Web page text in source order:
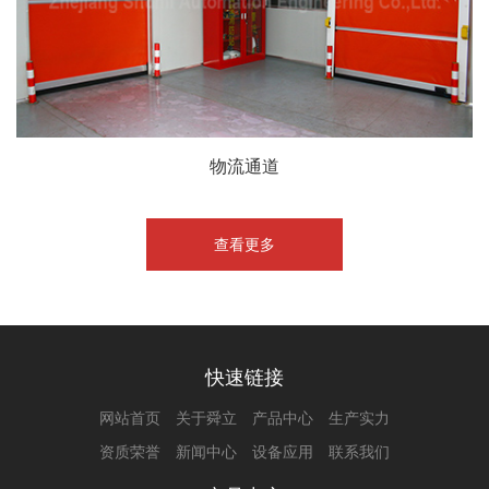
物流通道
查看更多
快速链接
网站首页 关于舜立 产品中心
生产实力
资质荣誉
新闻中心 设备应用 联系我们